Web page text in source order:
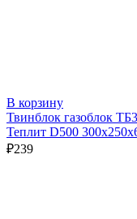
В корзину
Твинблок газоблок
Теплит D500
₽239